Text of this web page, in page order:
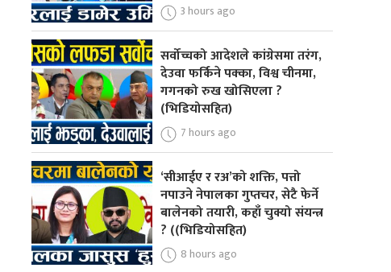
3 hours ago
सर्वोच्चको आदेशले कांग्रेसमा तरंग,
देउवा फर्किने पक्का, विश्व चीनमा,
गगनको रुख खोसिएला ?
(भिडियोसहित)
7 hours ago
‘सीआईए र रअ’को शक्ति, पत्तो
नपाउने नेपालका गुप्तचर, सेटै फेर्ने
बालेनको तयारी, कहाँ चुक्यो संयन्त्र
? ((भिडियोसहित)
8 hours ago